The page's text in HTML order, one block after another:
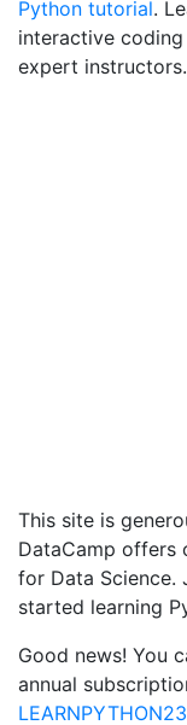
Python tutorial.
interactive
expert instructors.
This site is
DataCamp offers
for Data Science.
started learning
Good news! You
annual